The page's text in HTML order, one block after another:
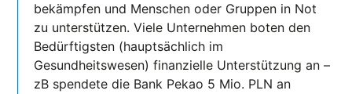
bekämpfen und Menschen oder Gruppen in Not
zu unterstützen. Viele Unternehmen boten den
Bedürftigsten (hauptsächlich im
Gesundheitswesen) finanzielle Unterstützung an –
zB spendete die Bank Pekao 5 Mio. PLN an